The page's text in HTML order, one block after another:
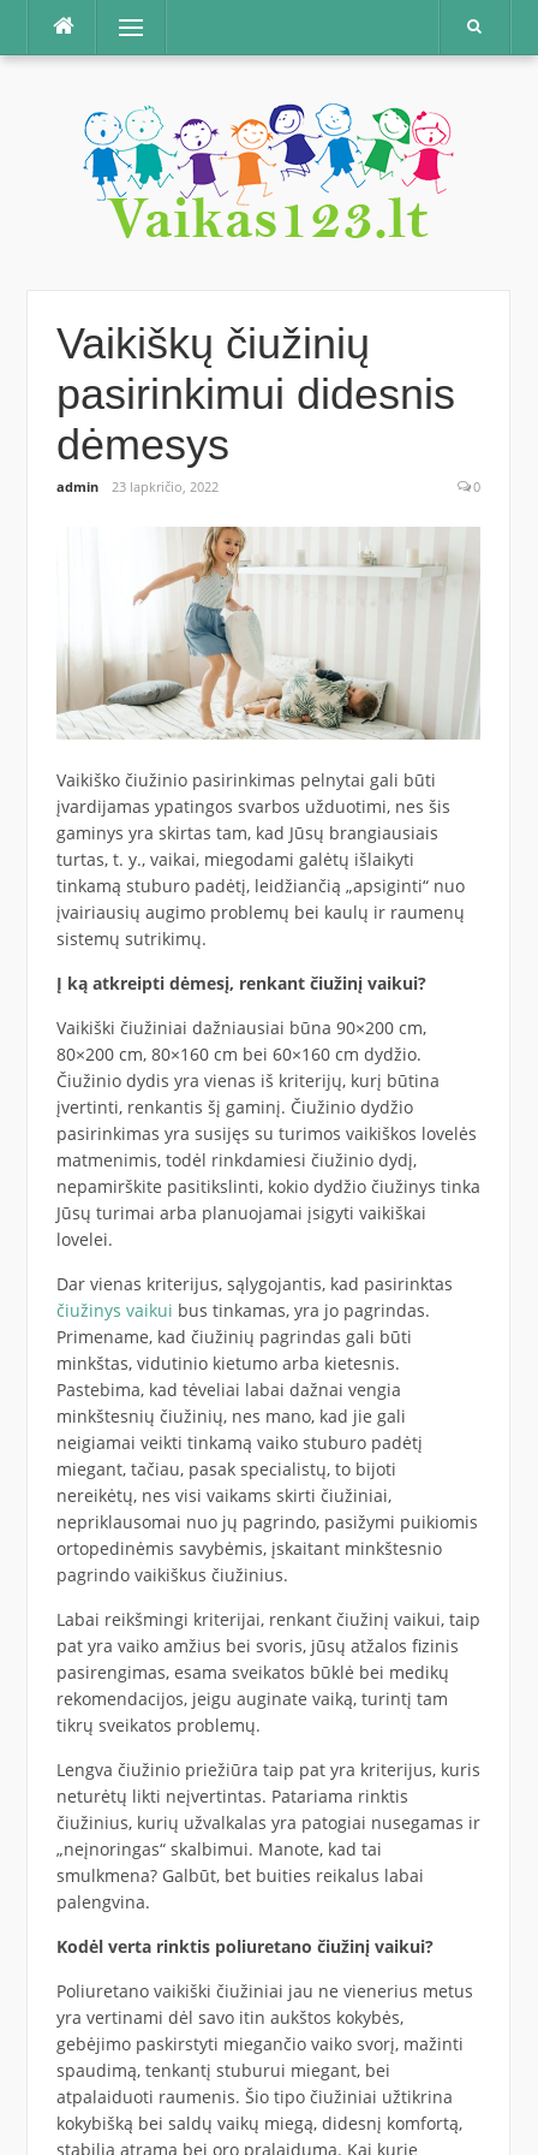
Praleisti
Meniu
Vaikiškų čiužinių
pasirinkimui didesnis
dėmesys
admin 23 lapkričio, 2022 0
Vaikiško čiužinio pasirinkimas pelnytai gali būti
įvardijamas ypatingos svarbos užduotimi, nes šis
gaminys yra skirtas tam, kad Jūsų brangiausiais
turtas, t. y., vaikai, miegodami galėtų išlaikyti
tinkamą stuburo padėtį, leidžiančią „apsiginti“ nuo
įvairiausių augimo problemų bei kaulų ir raumenų
sistemų sutrikimų.
Į ką atkreipti dėmesį, renkant čiužinį vaikui?
Vaikiški čiužiniai dažniausiai būna 90×200 cm,
80×200 cm, 80×160 cm bei 60×160 cm dydžio.
Čiužinio dydis yra vienas iš kriterijų, kurį būtina
įvertinti, renkantis šį gaminį. Čiužinio dydžio
pasirinkimas yra susijęs su turimos vaikiškos lovelės
matmenimis, todėl rinkdamiesi čiužinio dydį,
nepamirškite pasitikslinti, kokio dydžio čiužinys tinka
Jūsų turimai arba planuojamai įsigyti vaikiškai
lovelei.
Dar vienas kriterijus, sąlygojantis, kad pasirinktas
čiužinys vaikui bus tinkamas, yra jo pagrindas.
Primename, kad čiužinių pagrindas gali būti
minkštas, vidutinio kietumo arba kietesnis.
Pastebima, kad tėveliai labai dažnai vengia
minkštesnių čiužinių, nes mano, kad jie gali
neigiamai veikti tinkamą vaiko stuburo padėtį
miegant, tačiau, pasak specialistų, to bijoti
nereikėtų, nes visi vaikams skirti čiužiniai,
nepriklausomai nuo jų pagrindo, pasižymi puikiomis
ortopedinėmis savybėmis, įskaitant minkštesnio
pagrindo vaikiškus čiužinius.
Labai reikšmingi kriterijai, renkant čiužinį vaikui, taip
pat yra vaiko amžius bei svoris, jūsų atžalos fizinis
pasirengimas, esama sveikatos būklė bei medikų
rekomendacijos, jeigu auginate vaiką, turintį tam
tikrų sveikatos problemų.
Lengva čiužinio priežiūra taip pat yra kriterijus, kuris
neturėtų likti neįvertintas. Patariama rinktis
čiužinius, kurių užvalkalas yra patogiai nusegamas ir
„neįnoringas“ skalbimui. Manote, kad tai
smulkmena? Galbūt, bet buities reikalus labai
palengvina.
Kodėl verta rinktis poliuretano čiužinį vaikui?
Poliuretano vaikiški čiužiniai jau ne vienerius metus
yra vertinami dėl savo itin aukštos kokybės,
gebėjimo paskirstyti miegančio vaiko svorį, mažinti
spaudimą, tenkantį stuburui miegant, bei
atpalaiduoti raumenis. Šio tipo čiužiniai užtikrina
kokybišką bei saldų vaikų miegą, didesnį komfortą,
stabilią atramą bei oro pralaidumą. Kai kurie